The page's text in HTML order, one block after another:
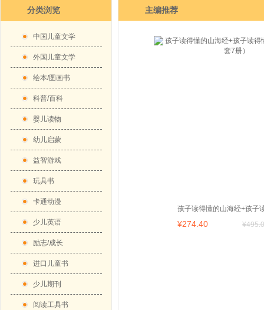
分类浏览
中国儿童文学
外国儿童文学
绘本/图画书
科普/百科
婴儿读物
幼儿启蒙
益智游戏
玩具书
卡通动漫
少儿英语
励志/成长
进口儿童书
少儿期刊
阅读工具书
主编推荐
孩子读得懂的山海经+孩子
治通鉴（两套7册）
¥274 .40 ¥495